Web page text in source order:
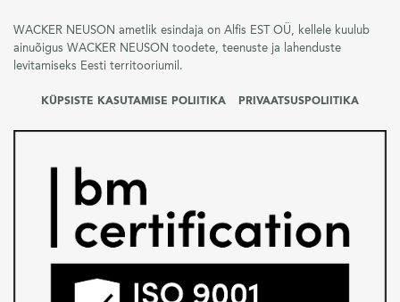
WACKER NEUSON ametlik esindaja on Alfis EST OÜ, kellele kuulub
ainuõigus WACKER NEUSON toodete, teenuste ja lahenduste
levitamiseks Eesti territooriumil.
KÜPSISTE KASUTAMISE POLIITIKA PRIVAATSUSPOLIITIKA